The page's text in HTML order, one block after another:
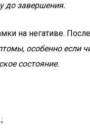
до завершения.
на негативе.
особенно если
состояние.